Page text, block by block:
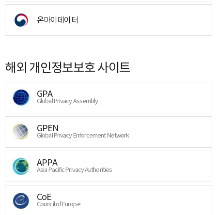
온마이데이터
해외 개인정보보호 사이트
GPA
Global Privacy Assembly
GPEN
Global Privacy Enforcement Network
APPA
Asia Pacific Privacy Authorities
CoE
Council of Europe